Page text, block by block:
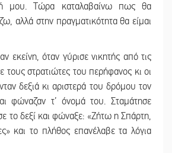
μου. Τώρα καταλαβαίνω πως θα
αλλά στην πραγματικότητα θα είμαι
εκείνη, όταν γύρισε νικητής από τις
τους στρατιώτες του περήφανος κι οι
δεξιά κι αριστερά του δρόμου τον
φώναζαν τ’ όνομά του. Σταμάτησε
το δεξί και φώναξε: «Ζήτω η Σπάρτη,
και το πλήθος επανέλαβε τα λόγια